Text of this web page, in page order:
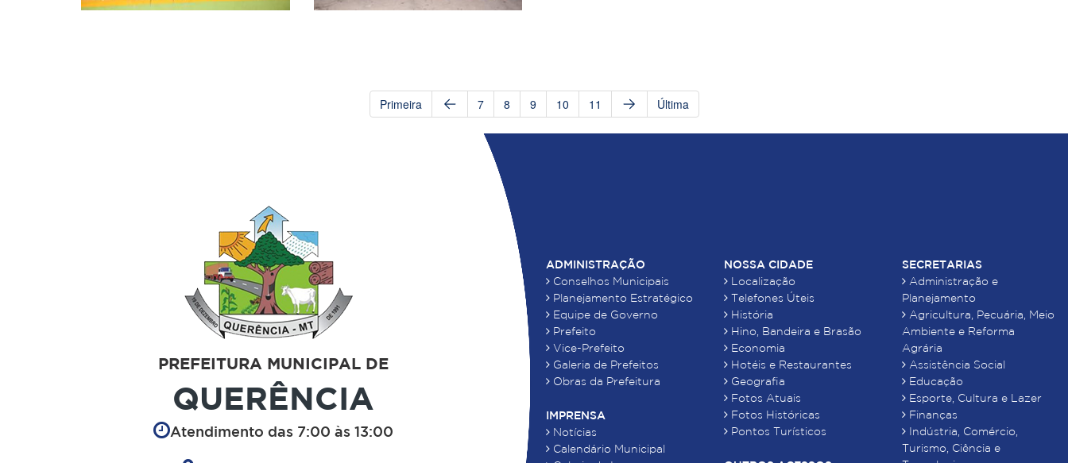
Primeira 7 8 9 10 11 Última
PREFEITURA MUNICIPAL DE
QUERÊNCIA
Atendimento das 7:00 às 13:00
ADMINISTRAÇÃO
Conselhos Municipais
Planejamento Estratégico
Equipe de Governo
Prefeito
Vice-Prefeito
Galeria de Prefeitos
Obras da Prefeitura
IMPRENSA
Notícias
Calendário Municipal
NOSSA CIDADE
Localização
Telefones Úteis
História
Hino, Bandeira e Brasão
Economia
Hotéis e Restaurantes
Geografia
Fotos Atuais
Fotos Históricas
Pontos Turísticos
SECRETARIAS
Administração e
Planejamento
Agricultura, Pecuária, Meio
Ambiente e Reforma
Agrária
Assistência Social
Educação
Esporte, Cultura e Lazer
Finanças
Indústria, Comércio,
Turismo, Ciência e